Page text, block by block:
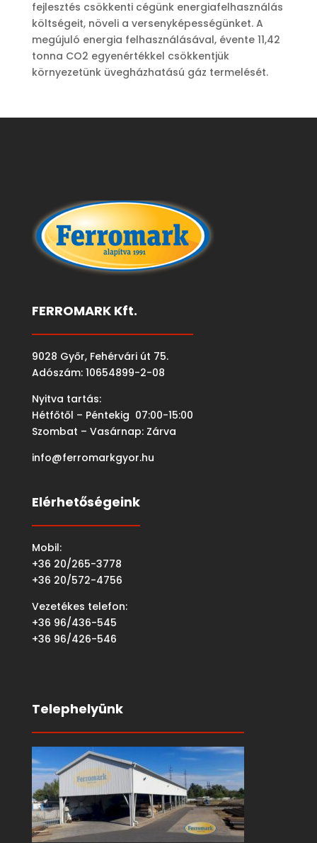
fejlesztés csökkenti cégünk energiafelhasználás
költségeit, növeli a versenyképességünket. A
megújuló energia felhasználásával, évente 11,42
tonna CO2 egyenértékkel csökkentjük
környezetünk üvegházhatású gáz termelését.
FERROMARK Kft.
9028 Győr, Fehérvári út 75.
Adószám: 10654899-2-08
Nyitva tartás:
Hétfőtől – Péntekig 07:00-15:00
Szombat – Vasárnap: Zárva
info@ferromarkgyor.hu
Elérhetőségeink
Mobil:
+36 20/265-3778
+36 20/572-4756
Vezetékes telefon:
+36 96/436-545
+36 96/426-546
Telephelyünk